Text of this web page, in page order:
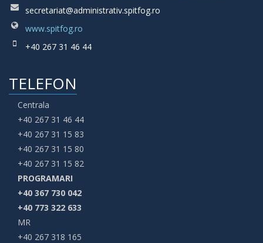
secretariat@administrativ.spitfog.ro
www.spitfog.ro
+40 267 31 46 44
TELEFON
Centrala
+40 267 31 46 44
+40 267 31 15 83
+40 267 31 15 80
+40 267 31 15 82
PROGRAMARI
+40 367 730 042
+40 773 322 633
MR
+40 267 318 165